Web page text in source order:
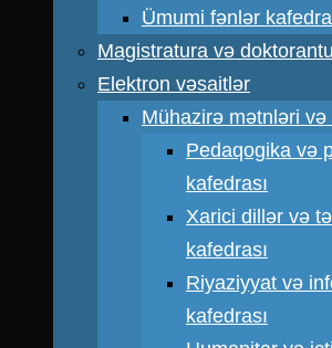
Ümumi fənlər
Magistratura və
Elektron vəsaitlər
Mühazirə mətnləri
Pedaqogika və
kafedrası
Xarici dillər və
kafedrası
Riyaziyyat və
kafedrası